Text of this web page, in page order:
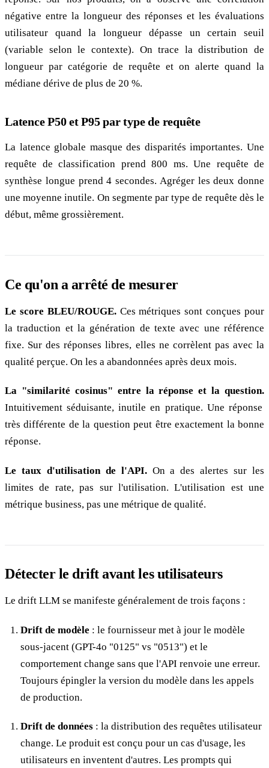
négative entre la longueur des réponses et les évaluations
utilisateur quand la longueur dépasse un certain seuil
(variable selon le contexte). On trace la distribution de
longueur par catégorie de requête et on alerte quand la
médiane dérive de plus de 20 %.
Latence P50 et P95 par type de requête
La latence globale masque des disparités importantes. Une
requête de classification prend 800 ms. Une requête de
synthèse longue prend 4 secondes. Agréger les deux donne
une moyenne inutile. On segmente par type de requête dès le
début, même grossièrement.
Ce qu'on a arrêté de mesurer
Le score BLEU/ROUGE.Ces métriques sont conçues pour
la traduction et la génération de texte avec une référence
fixe. Sur des réponses libres, elles ne corrèlent pas avec la
qualité perçue. On les a abandonnées après deux mois.
La "similarité cosinus" entre la réponse et la question.
Intuitivement séduisante, inutile en pratique. Une réponse
très différente de la question peut être exactement la bonne
réponse.
Le taux d'utilisation de l'API.On a des alertes sur les
limites de rate, pas sur l'utilisation. L'utilisation est une
métrique business, pas une métrique de qualité.
Détecter le drift avant les utilisateurs
Le drift LLM se manifeste généralement de trois façons :
Drift de modèle : le fournisseur met à jour le modèle
sous-jacent (GPT-4o "0125" vs "0513") et le
comportement change sans que l'API renvoie une erreur.
Toujours épingler la version du modèle dans les appels
de production.
Drift de données : la distribution des requêtes utilisateur
change. Le produit est conçu pour un cas d'usage, les
utilisateurs en inventent d'autres. Les prompts qui